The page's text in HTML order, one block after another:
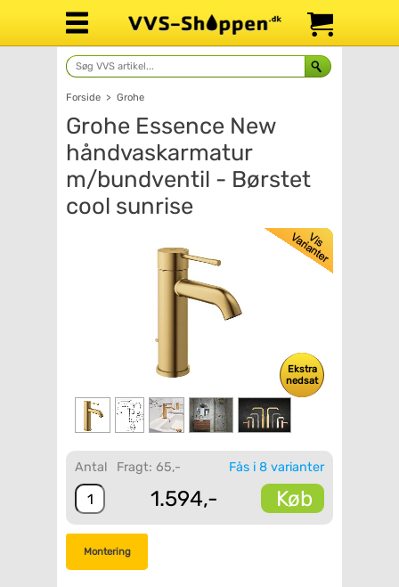
Forside > Grohe
Grohe Essence New
håndvaskarmatur
m/bundventil - Børstet
cool sunrise
Ekstra
nedsat
Fås i 8 varianter
Antal Fragt: 65,-
1.594,- Køb
Montering